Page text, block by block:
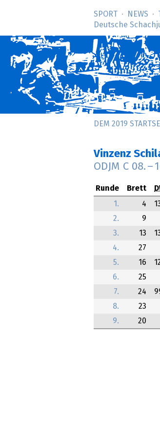
SPORT NEWS
Deutsche
DEM 2019
Vinzenz
ODJM C 08. –
Runde Brett
1.
4
2.
9
3.
13
4.
27
5.
16
6.
25
7.
24
8.
23
9.
20